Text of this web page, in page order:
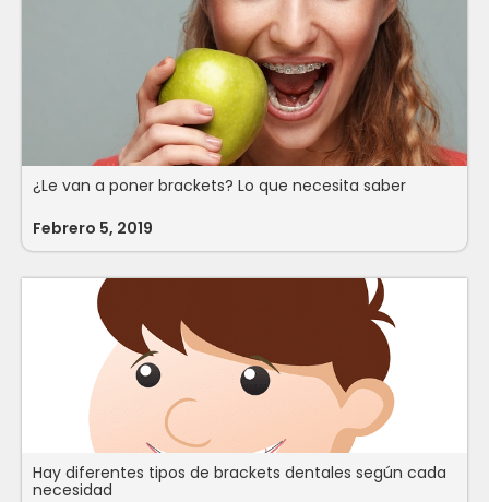
¿Le van a poner brackets? Lo que necesita saber
Febrero 5, 2019
Hay diferentes tipos de brackets dentales según cada
necesidad